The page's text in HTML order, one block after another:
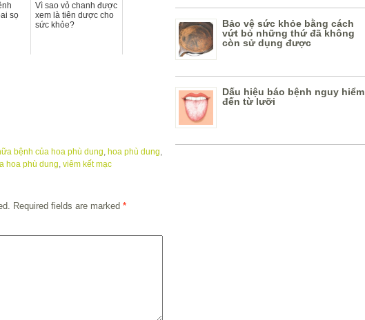
sọ
Vì sao vỏ chanh được
xem là tiên dược cho
sức khỏe?
bệnh của hoa phù dung hoa phù dung
hoa phù dung viêm kết mạc
Required fields are marked *
Bảo vệ sức khỏe bằng cách
vứt bỏ những thứ đã không
còn sử dụng được
Dấu hiệu báo bệnh nguy hiểm
đến từ lưỡi